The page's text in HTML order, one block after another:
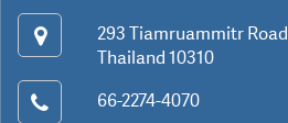
293 Tiamruammitr
Thailand 10310
66-2274-4070